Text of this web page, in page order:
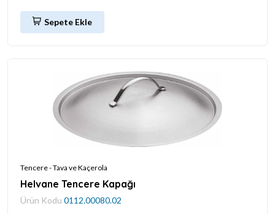
Sepete Ekle
Tencere - Tava ve Kaçerola
Helvane Tencere Kapağı
Ürün Kodu 0112.00080.02